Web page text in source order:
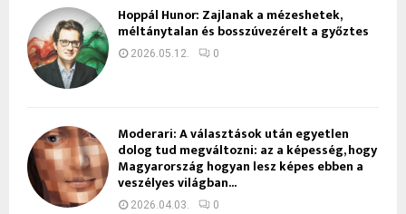
Hoppál Hunor: Zajlanak a mézeshetek,
méltánytalan és bosszúvezérelt a győztes
2026.05.12. 0
Moderari: A választások után egyetlen
dolog tud megváltozni: az a képesség, hogy
Magyarország hogyan lesz képes ebben a
veszélyes világban...
2026.04.03. 0